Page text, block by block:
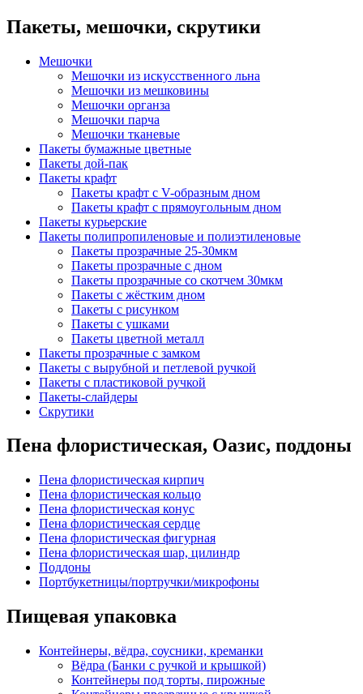
Пакеты, мешочки, скрутики
Мешочки
Мешочки из искусственного льна
Мешочки из мешковины
Мешочки органза
Мешочки парча
Мешочки тканевые
Пакеты бумажные цветные
Пакеты дой-пак
Пакеты крафт
Пакеты крафт с V-образным дном
Пакеты крафт с прямоугольным дном
Пакеты курьерские
Пакеты полипропиленовые и полиэтиленовые
Пакеты прозрачные 25-30мкм
Пакеты прозрачные с дном
Пакеты прозрачные со скотчем 30мкм
Пакеты с жёстким дном
Пакеты с рисунком
Пакеты с ушками
Пакеты цветной металл
Пакеты прозрачные с замком
Пакеты с вырубной и петлевой ручкой
Пакеты с пластиковой ручкой
Пакеты-слайдеры
Скрутики
Пена флористическая, Оазис, поддоны
Пена флористическая кирпич
Пена флористическая кольцо
Пена флористическая конус
Пена флористическая сердце
Пена флористическая фигурная
Пена флористическая шар, цилиндр
Поддоны
Портбукетницы/портручки/микрофоны
Пищевая упаковка
Контейнеры, вёдра, соусники, креманки
Вёдра (Банки с ручкой и крышкой)
Контейнеры под торты, пирожные